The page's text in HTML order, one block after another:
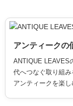
アンティークの
ANTIQUE LEAVES
代へつなぐ取り組
アンティークを楽